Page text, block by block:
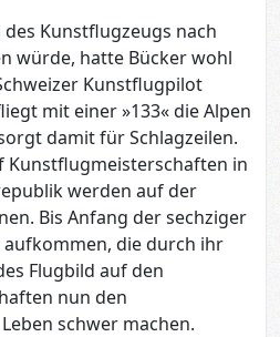
Kunstflugzeugs nach
würde, hatte Bücker wohl
Kunstflugpilot
mit einer »133« die Alpen
damit für Schlagzeilen.
Kunstflugmeisterschaften in
werden auf der
Bis Anfang der sechziger
aufkommen, die durch ihr
Flugbild auf den
nun den
schwer machen.